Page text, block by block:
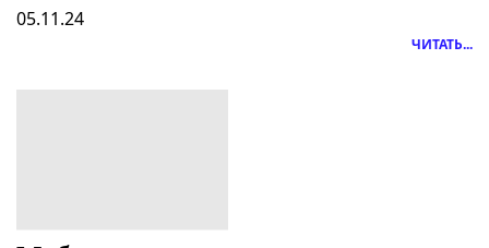
05.11.24
ЧИТАТЬ...